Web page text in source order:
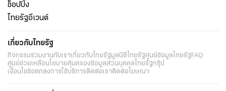
ช็อปปิ้ง
ไทยรัฐอีเวนต์
เกี่ยวกับไทยรัฐ
กิจกรรมร่วมงานกับเราเกี่ยวกับไทยรัฐมูลนิธิไทยรัฐศูนย์ข้อมูลไทยรัฐFAQ
ศูนย์ช่วยเหลือนโยบายคุ้มครองข้อมูลส่วนบุคคลไทยรัฐกรุ๊ป
เงื่อนไขข้อตกลงการใช้บริการติดต่อเราติดต่อโฆษณา